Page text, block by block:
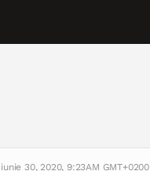
iunie 30, 2020, 9:23AM GMT+0200